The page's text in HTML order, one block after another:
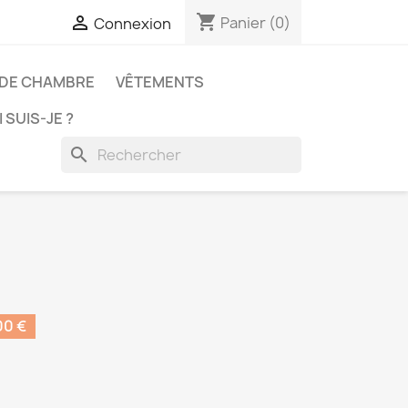
 Connexion shopping_cart Panier (0)
CHAMBRE
VÊTEMENTS
SUIS-JE ?
search
€